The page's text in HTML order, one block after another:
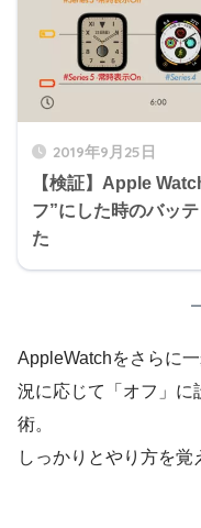
2019年9月25日
【検証】Apple
フ”にした時のバッ
た
AppleWatchをさらに
況に応じて「オフ」に
術。
しっかりとやり方を覚